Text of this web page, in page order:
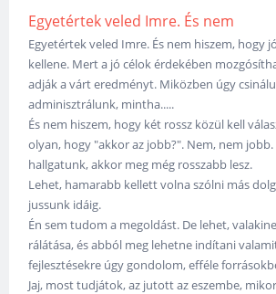
Egyetértek veled Imre. És nem
Egyetértek veled Imre. És nem hiszem, hogy
kellene. Mert a jó célok érdekében
adják a várt eredményt. Miközben úgy
adminisztrálunk, mintha.....
És nem hiszem, hogy két rossz közül kell
olyan, hogy "akkor az jobb?". Nem, nem jobb.
hallgatunk, akkor meg még rosszabb lesz.
Lehet, hamarabb kellett volna szólni más
jussunk idáig.
Én sem tudom a megoldást. De lehet,
rálátása, és abból meg lehetne indítani
fejlesztésekre úgy gondolom, efféle
Jaj, most tudjátok, az jutott az eszembe,